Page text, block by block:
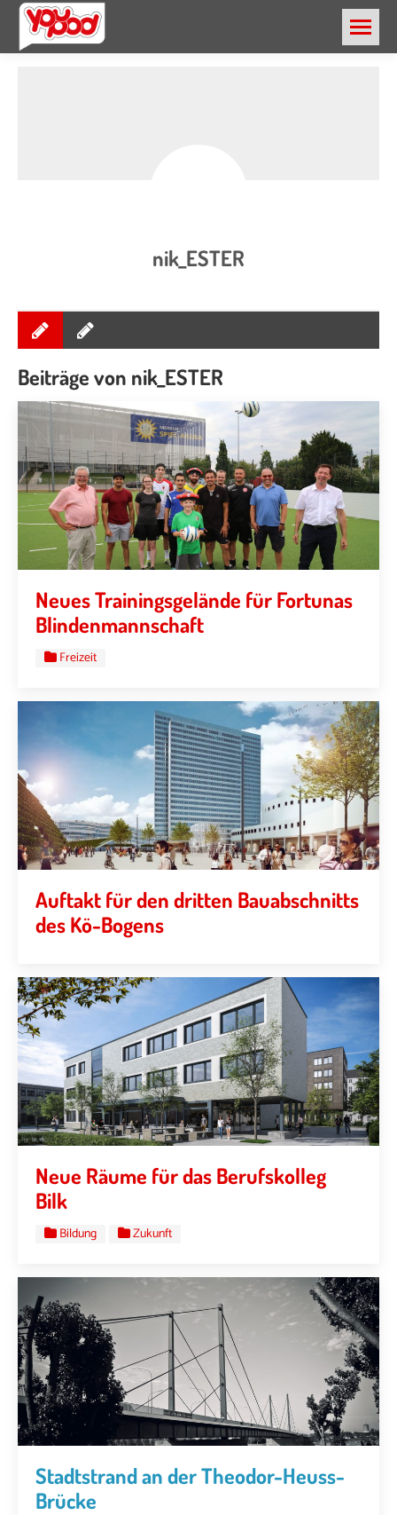
nik_ESTER
Beiträge von nik_ESTER
Neues Trainingsgelände für Fortunas
Blindenmannschaft
Freizeit
Auftakt für den dritten Bauabschnitts
des Kö-Bogens
Neue Räume für das Berufskolleg
Bilk
Bildung Zukunft
Stadtstrand an der Theodor-Heuss-
Brücke